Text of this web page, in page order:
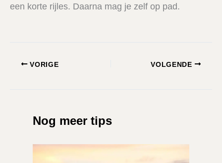
een korte rijles. Daarna mag je zelf op pad.
VORIGE VOLGENDE
Nog meer tips